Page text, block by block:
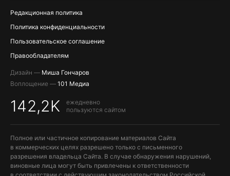
Редакционная политика
Политика конфиденциальности
Пользовательское соглашение
Правообладателям
Дизайн — Миша Гончаров
Воплощение — 101 Медиа
142,2K
ежедневно
пользуются сайтом
Полное или частичное копирование материалов Сайта
в коммерческих целях разрешено только с письменного
разрешения владельца Сайта. В случае обнаружения нарушений,
виновные лица могут быть привлечены к ответственности